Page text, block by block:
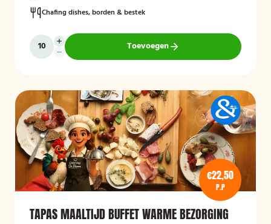
Chafing dishes, borden & bestek
Toevoegen
€22,50
P.P
TAPAS MAALTIJD BUFFET WARME BEZORGING